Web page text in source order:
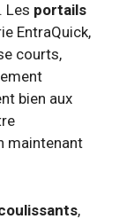
Les portails
EntraQuick,
courts,
bien aux
maintenant
,